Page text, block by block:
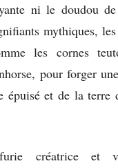
ni le doudou
mythiques,
les cornes
pour forger
épuisé et de la terre
créatrice et